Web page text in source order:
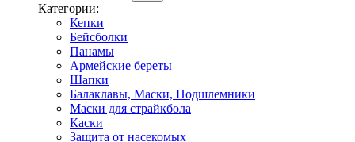
Категории:
Кепки
Бейсболки
Панамы
Армейские береты
Шапки
Балаклавы, Маски, Подшлемники
Маски для страйкбола
Каски
Защита от насекомых